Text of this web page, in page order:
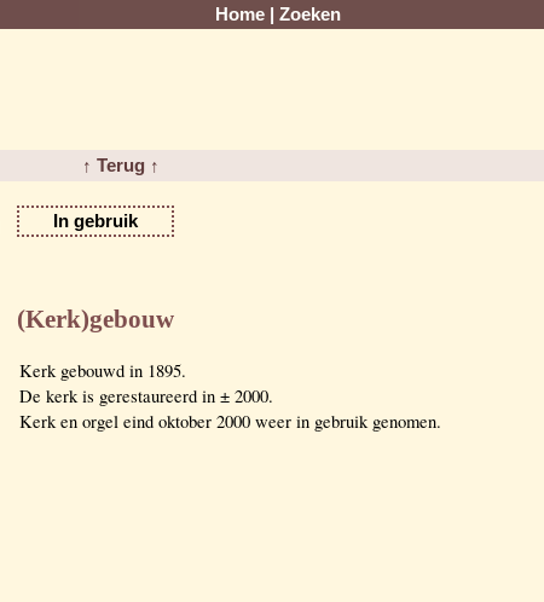
Home Zoeken
↑ Terug ↑
In gebruik
(Kerk)gebouw
Kerk gebouwd in 1895.
De kerk is gerestaureerd in ± 2000.
Kerk en orgel eind oktober 2000 weer in gebruik genomen.